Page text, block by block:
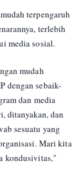
terpengaruh
terlebih
media sosial.
mudah
dengan sebaik-
dan media
ditanyakan, dan
sesuatu yang
Mari kita
kondusivitas,"